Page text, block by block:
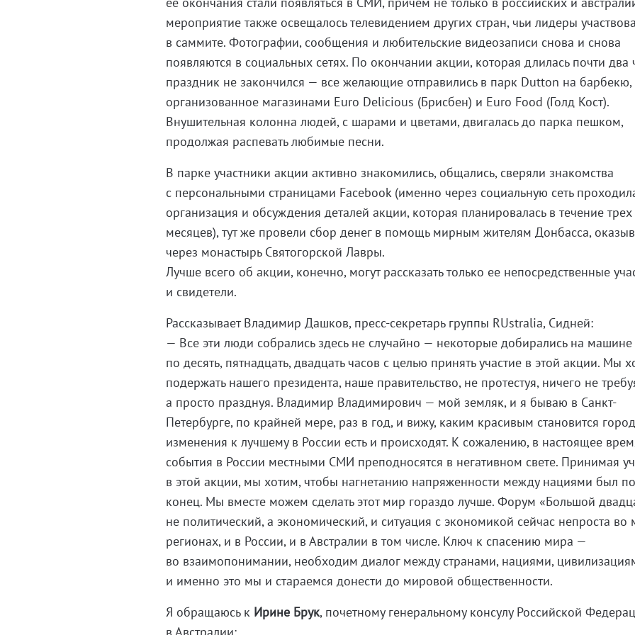
мероприятие также освещалось телевидением других стран, чьи лидеры
в саммите. Фотографии, сообщения и любительские видеозаписи снова и снова
появляются в социальных сетях. По окончании акции, которая длилась почти два
праздник не закончился — все желающие отправились в парк Dutton на барбекю,
организованное магазинами Euro Delicious (Брисбен) и Euro Food (Голд Кост).
Внушительная колонна людей, с шарами и цветами, двигалась до парка пешком,
продолжая распевать любимые песни.
В парке участники акции активно знакомились, общались, сверяли знакомства
с персональными страницами Facebook (именно через социальную сеть
организация и обсуждения деталей акции, которая планировалась в течение трех
месяцев), тут же провели сбор денег в помощь мирным жителям Донбасса,
через монастырь Святогорской Лавры.
Лучше всего об акции, конечно, могут рассказать только ее непосредственные
и свидетели.
Рассказывает Владимир Дашков, пресс-секретарь группы RUstralia, Сидней:
— Все эти люди собрались здесь не случайно — некоторые добирались на машине
по десять, пятнадцать, двадцать часов с целью принять участие в этой акции. Мы
подержать нашего президента, наше правительство, не протестуя, ничего не
а просто празднуя. Владимир Владимирович — мой земляк, и я бываю в Санкт-
Петербурге, по крайней мере, раз в год, и вижу, каким красивым становится
изменения к лучшему в России есть и происходят. К сожалению, в настоящее
события в России местными СМИ преподносятся в негативном свете. Принимая
в этой акции, мы хотим, чтобы нагнетанию напряженности между нациями был
конец. Мы вместе можем сделать этот мир гораздо лучше. Форум «Большой
не политический, а экономический, и ситуация с экономикой сейчас непроста во
регионах, и в России, и в Австралии в том числе. Ключ к спасению мира —
во взаимопонимании, необходим диалог между странами, нациями,
и именно это мы и стараемся донести до мировой общественности.
Я обращаюсь к Ирине Брук, почетному генеральному консулу Российской